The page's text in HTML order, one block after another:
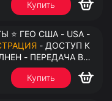
Купить
⭐ SNAPCHAT ADS АККАУНТЫ ⭐ ГЕО США - USA -
- ДОСТУП К
- ПЕРЕДАЧА В
Купить